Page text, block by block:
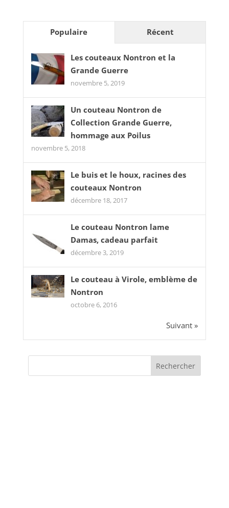
Populaire Récent
Les couteaux Nontron et la
Grande Guerre
novembre 5, 2019
Un couteau Nontron de
Collection Grande Guerre,
hommage aux Poilus
novembre 5, 2018
Le buis et le houx, racines des
couteaux Nontron
décembre 18, 2017
Le couteau Nontron lame
Damas, cadeau parfait
décembre 3, 2019
Le couteau à Virole, emblème de
Nontron
octobre 6, 2016
Suivant »